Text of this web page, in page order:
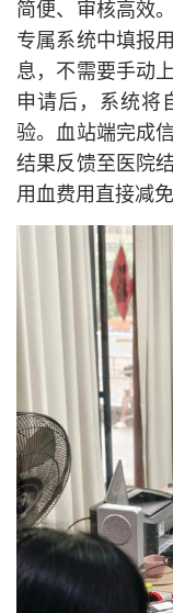
简便、审核高效
专属系统中填报
息，不需要手动
申请后，系统将
验。血站端完成
结果反馈至医院
用血费用直接减